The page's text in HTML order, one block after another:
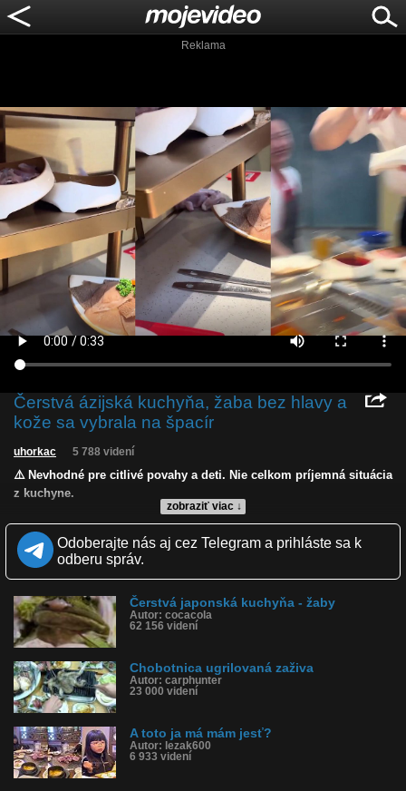
Reklama
Čerstvá ázijská kuchyňa, žaba bez hlavy a
kože sa vybrala na špacír
zobraziť viac ↓
uhorkac 5 788 videní
⚠️ Nevhodné pre citlivé povahy a deti. Nie celkom príjemná situácia
z kuchyne.
Kvalita: HD NQ
LQ
Zverejnené: 7.7.2026 15:21
Páči sa: 25% (16 hlasov)
Obľúbené: 2
Komentárov: 25
Dľžka: 0:33
Kategória: šokujúce
Tagy: žaba, žabie stehienka, žaba bez hlavy, bezhlavá žaba
História sledovanosti videa:
Odoberajte nás aj cez Telegram a prihláste sa k
odberu správ.
Čerstvá japonská kuchyňa - žaby
Autor: cocacola
62 156 videní
Chobotnica ugrilovaná zaživa
Autor: carphunter
23 000 videní
A toto ja má mám jesť?
Autor: lezak600
6 933 videní